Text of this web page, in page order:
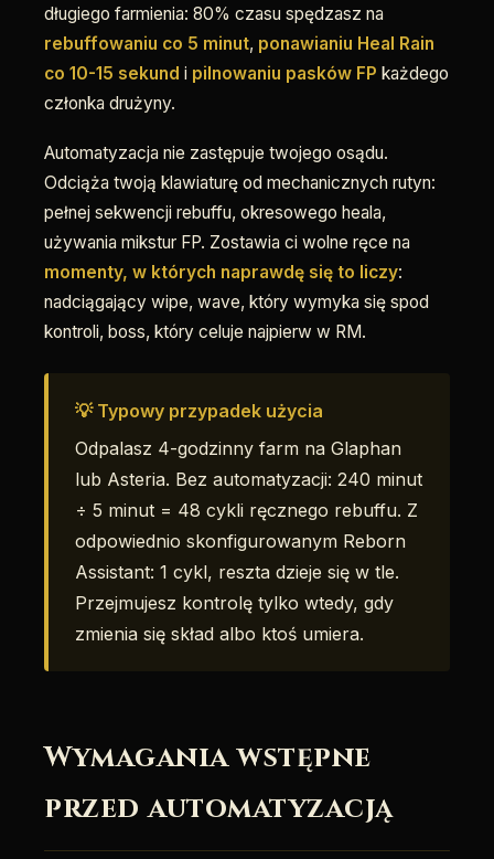
długiego farmienia: 80% czasu spędzasz na
rebuffowaniu co 5 minut, ponawianiu Heal Rain
co 10-15 sekund i pilnowaniu pasków FP każdego
członka drużyny.
Automatyzacja nie zastępuje twojego osądu.
Odciąża twoją klawiaturę od mechanicznych rutyn:
pełnej sekwencji rebuffu, okresowego heala,
używania mikstur FP. Zostawia ci wolne ręce na
momenty, w których naprawdę się to liczy:
nadciągający wipe, wave, który wymyka się spod
kontroli, boss, który celuje najpierw w RM.
💡 Typowy przypadek użycia
Odpalasz 4-godzinny farm na Glaphan
lub Asteria. Bez automatyzacji: 240 minut
÷ 5 minut = 48 cykli ręcznego rebuffu. Z
odpowiednio skonfigurowanym Reborn
Assistant: 1 cykl, reszta dzieje się w tle.
Przejmujesz kontrolę tylko wtedy, gdy
zmienia się skład albo ktoś umiera.
Wymagania wstępne
przed automatyzacją